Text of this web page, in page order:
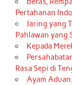
Pertahanan
Jaring yang
Pahlawan yang
Kepada
Rasa Sepi di
Ayam